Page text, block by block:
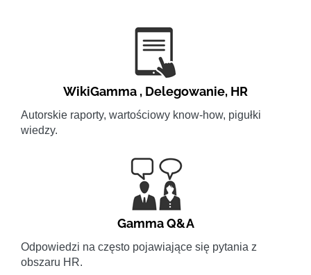
WikiGamma , Delegowanie, HR
Autorskie raporty, wartościowy know-how, pigułki
wiedzy.
Gamma Q&A
Odpowiedzi na często pojawiające się pytania z
obszaru HR.